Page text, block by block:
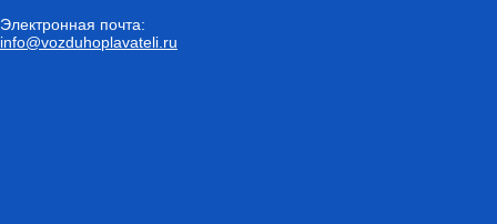
Электронная почта:
info@vozduhoplavateli.ru